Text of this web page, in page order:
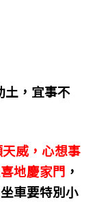
土，宜事不
威，心想事
地慶家門 ，
車要特別小